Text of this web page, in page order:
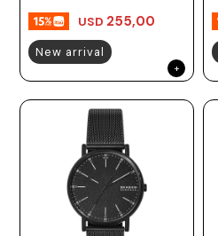
USD 255,00
New arrival